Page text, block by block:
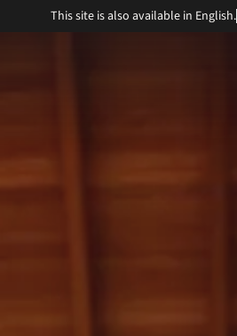
This site is also available in English.